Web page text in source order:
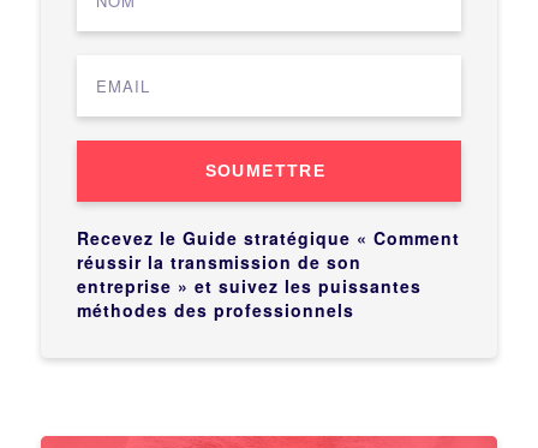
SOUMETTRE
Recevez le Guide stratégique « Comment
réussir la transmission de son
entreprise » et suivez les puissantes
méthodes des professionnels